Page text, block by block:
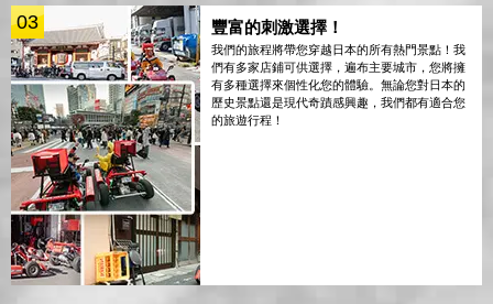
03 豐富的刺激選擇！
我們的旅程將帶您穿越日本的所有熱門景點！我
們有多家店鋪可供選擇，遍布主要城市，您將擁
有多種選擇來個性化您的體驗。無論您對日本的
歷史景點還是現代奇蹟感興趣，我們都有適合您
的旅遊行程！